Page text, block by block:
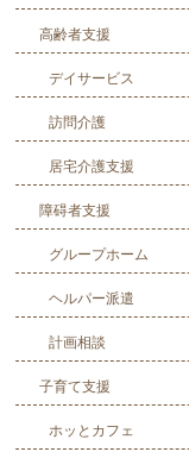
高齢者支援
デイサービス
訪問介護
居宅介護支援
障碍者支援
グループホーム
ヘルパー派遣
計画相談
子育て支援
ホッとカフェ